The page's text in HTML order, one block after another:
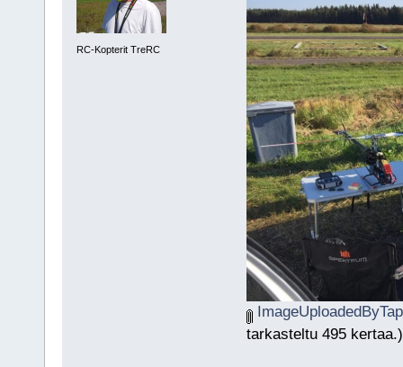
RC-Kopterit TreRC
tarkasteltu 495 kertaa.)